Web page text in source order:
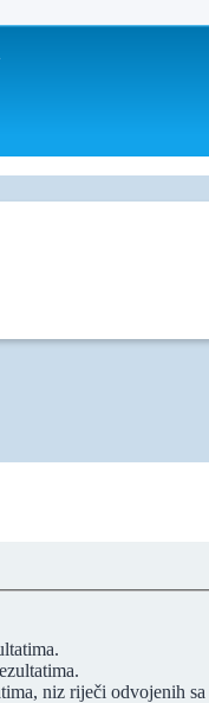
niz riječi odvojenih sa